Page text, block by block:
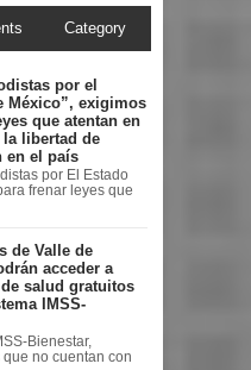
Category
por el
México”, exigimos
que atentan en
libertad de
en el país
por El Estado
frenar leyes que
de Valle de
acceder a
salud gratuitos
IMSS-
Bienestar,
no cuentan con